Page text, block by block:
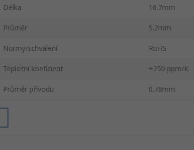
Délka 16.7mm
Průměr 5.2mm
Normy/schválení RoHS
Teplotní koeficient ±250 ppm/K
Průměr přívodu 0.78mm